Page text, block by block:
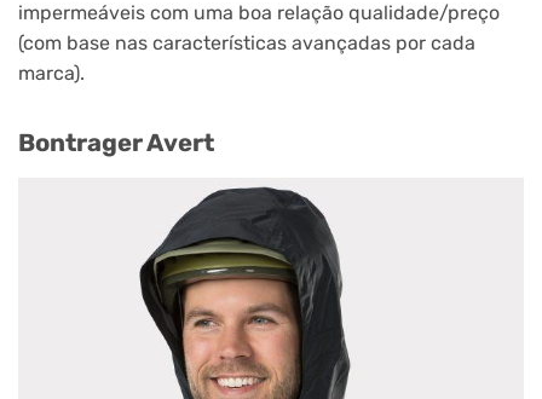
impermeáveis com uma boa relação qualidade/preço
(com base nas características avançadas por cada
marca).
Bontrager Avert